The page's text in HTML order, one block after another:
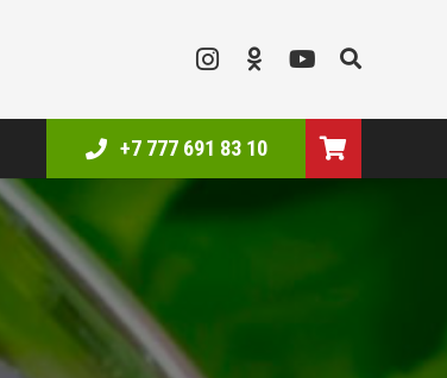
+7 777 691 83 10